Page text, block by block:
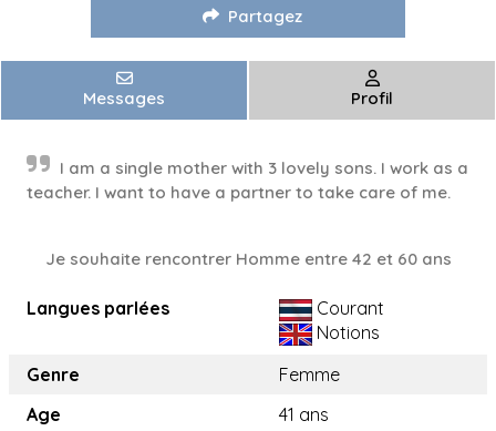
Partagez
Messages Profil
I am a single mother with 3 lovely sons. I work as a
teacher. I want to have a partner to take care of me.
Je souhaite rencontrer Homme entre 42 et 60 ans
Langues parlées
Courant
Notions
Genre
Femme
Age
41 ans